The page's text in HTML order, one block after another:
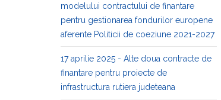
modelului contractului de finantare
pentru gestionarea fondurilor europene
aferente Politicii de coeziune 2021-2027
17 aprilie 2025 - Alte doua contracte de
finantare pentru proiecte de
infrastructura rutiera judeteana